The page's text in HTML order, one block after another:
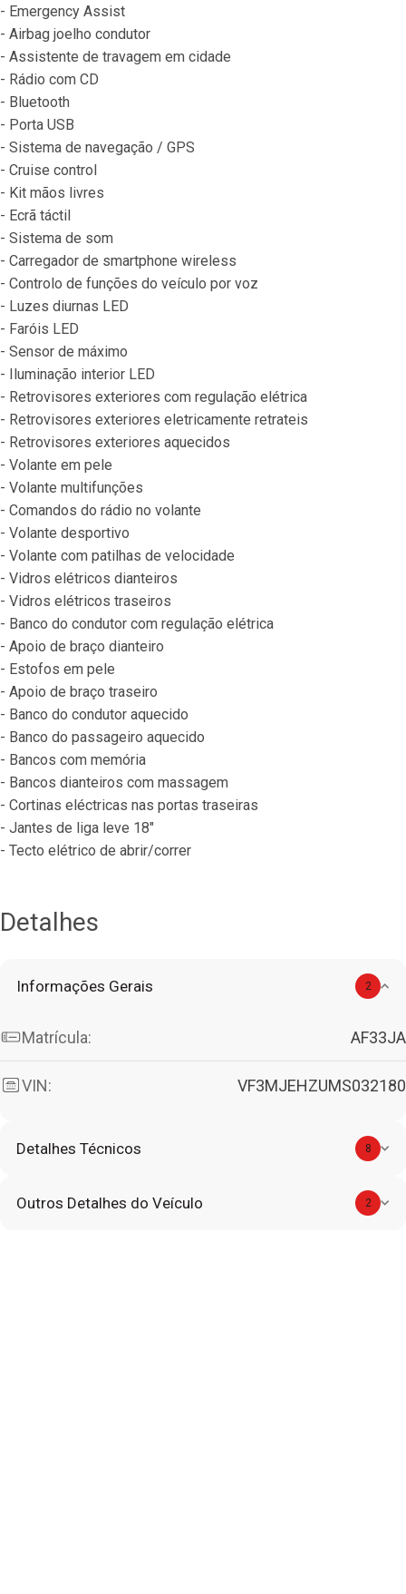
- Emergency Assist
- Airbag joelho condutor
- Assistente de travagem em cidade
- Rádio com CD
- Bluetooth
- Porta USB
- Sistema de navegação / GPS
- Cruise control
- Kit mãos livres
- Ecrã táctil
- Sistema de som
- Carregador de smartphone wireless
- Controlo de funções do veículo por voz
- Luzes diurnas LED
- Faróis LED
- Sensor de máximo
- Iluminação interior LED
- Retrovisores exteriores com regulação elétrica
- Retrovisores exteriores eletricamente retrateis
- Retrovisores exteriores aquecidos
- Volante em pele
- Volante multifunções
- Comandos do rádio no volante
- Volante desportivo
- Volante com patilhas de velocidade
- Vidros elétricos dianteiros
- Vidros elétricos traseiros
- Banco do condutor com regulação elétrica
- Apoio de braço dianteiro
- Estofos em pele
- Apoio de braço traseiro
- Banco do condutor aquecido
- Banco do passageiro aquecido
- Bancos com memória
- Bancos dianteiros com massagem
- Cortinas eléctricas nas portas traseiras
- Jantes de liga leve 18"
- Tecto elétrico de abrir/correr
Detalhes
Informações Gerais 2
Matrícula: AF33JA
VIN: VF3MJEHZUMS032180
Detalhes Técnicos 8
Outros Detalhes do Veículo 2